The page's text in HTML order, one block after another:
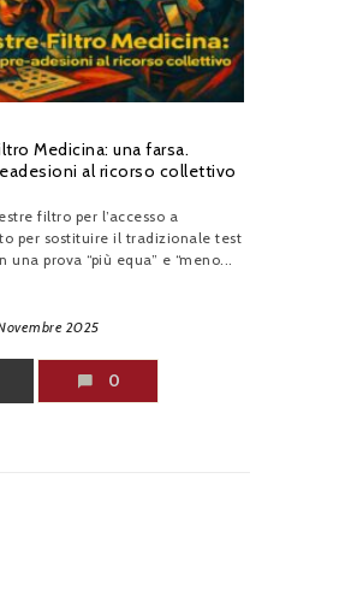
Medicina: una farsa.
al ricorso collettivo
filtro per l’accesso a
per sostituire il tradizionale test
prova “più equa” e “meno...
2025
0